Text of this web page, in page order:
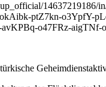
ptZ7kn-o3YpfY-
o47FRz-